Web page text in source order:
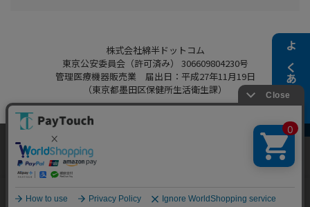
よくある質問
株式会社綿半ドットコム
東京公安委員会（許可済み） 306609804230号
管理医療機器販売業 届出日：平成27年11月19日
（東京都墨田区保健所生活衛生課）
Copyright 2022
Powered by Watahan Partners Co., Ltd.
当ウェブサイトでは、お客様により良いサービス
をご提供するため、クッキーを利用しています。
サイト利用を継続することにより、クッキーの使
細はこちら」をご覧ください。
同意する